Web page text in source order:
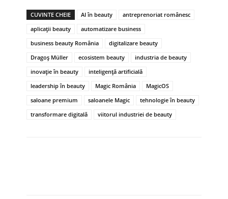
CUVINTE CHEIE AI în beauty
antreprenoriat românesc
aplicații beauty
automatizare business
business beauty România
digitalizare beauty
Dragoș Müller
ecosistem beauty
industria de beauty
inovație în beauty
inteligență artificială
leadership în beauty
Magic România
MagicOS
saloane premium
saloanele Magic
tehnologie în beauty
transformare digitală
viitorul industriei de beauty